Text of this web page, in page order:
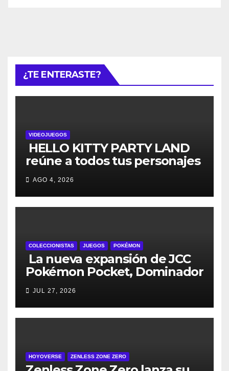
¿TE ENTERASTE?
VIDEOJUEGOS
HELLO KITTY PARTY LAND
reúne a todos tus personajes
favoritos en un solo lugar; ya
están disponibles las
preventas digitales
AGO 4, 2026
COLECCIONISTAS JUEGOS POKÉMON
La nueva expansión de JCC
Pokémon Pocket, Dominador
de los Cielos, se lanza el 29
de julio
JUL 27, 2026
HOYOVERSE ZENLESS ZONE ZERO